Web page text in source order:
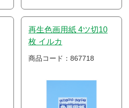
再生色画用紙 4ツ切10
枚 イルカ
商品コード：867718